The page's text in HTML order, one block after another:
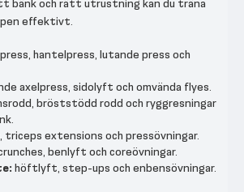
bänk och rätt utrustning kan du träna
effektivt.
hantelpress, lutande press och
axelpress, sidolyft och omvända flyes.
bröststödd rodd och ryggresningar
triceps extensions och pressövningar.
benlyft och coreövningar.
höftlyft, step-ups och enbensövningar.